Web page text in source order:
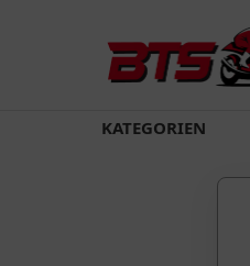
KATEGORIEN